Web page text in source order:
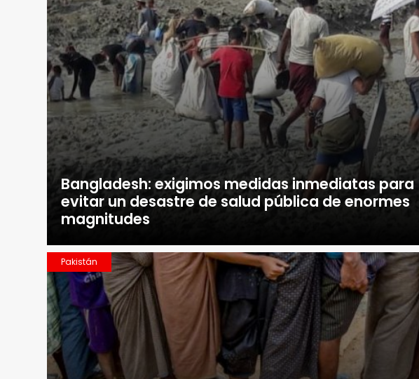
Bangladesh: exigimos medidas inmediatas para
evitar un desastre de salud pública de enormes
magnitudes
Pakistán